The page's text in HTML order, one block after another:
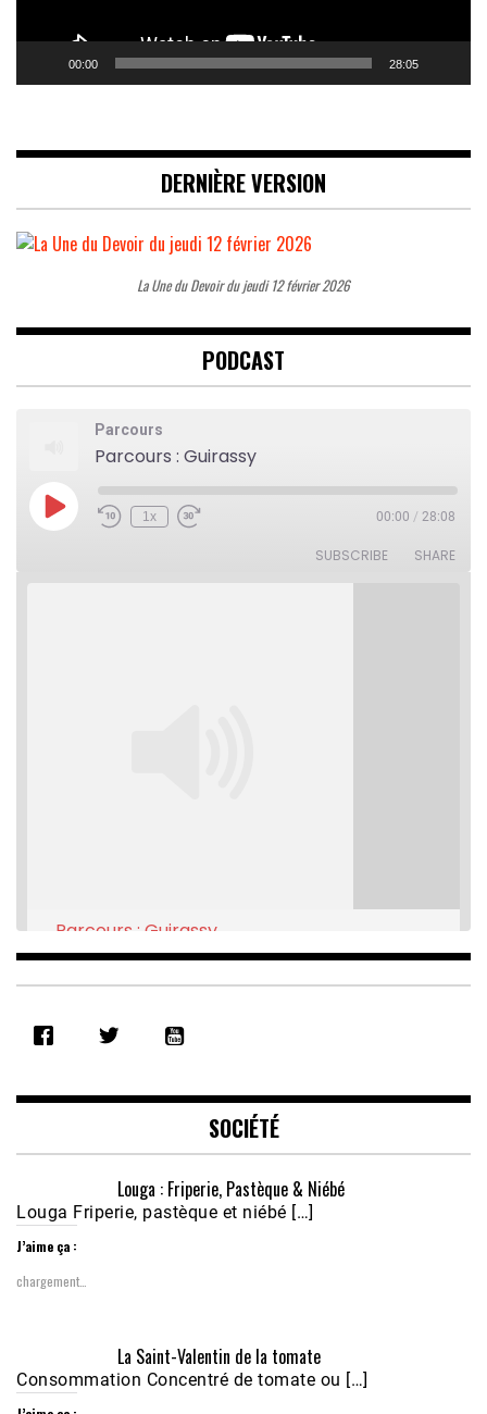
00:00 28:05
DERNIÈRE VERSION
La Une du Devoir du jeudi 12 février 2026
PODCAST
Parcours
Parcours : Guirassy
Play
Episode
Rewind
1x
Fast
00:00 / 28:08
SUBSCRIBE SHARE
RSS FEED
EMBED
Parcours : Guirassy
Feb 16, 2021 • 28:08
Nobana (Podologue)
Feb 24, 2021 • 28mn
SOCIÉTÉ
Louga : Friperie, Pastèque & Niébé
Louga Friperie, pastèque et niébé […]
J’aime ça :
chargement…
La Saint-Valentin de la tomate
Consommation Concentré de tomate ou […]